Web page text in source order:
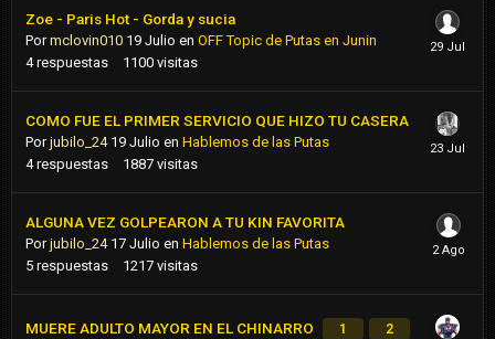
Zoe - Paris Hot - Gorda y sucia
Pormclovin010 19 Julio en OFF Topic de Putas en Junin
4 respuestas 1100 visitas
COMO FUE EL PRIMER SERVICIO QUE HIZO TU CASERA
Porjubilo_24 19 Julio en Hablemos de las Putas
4 respuestas 1887 visitas
ALGUNA VEZ GOLPEARON A TU KIN FAVORITA
Porjubilo_24 17 Julio en Hablemos de las Putas
5 respuestas 1217 visitas
MUERE ADULTO MAYOR EN EL CHINARRO 1 2